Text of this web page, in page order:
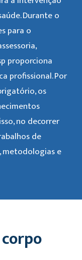
Durante o
para o
proporciona
profissional. Por
os
no decorrer
de
metodologias e